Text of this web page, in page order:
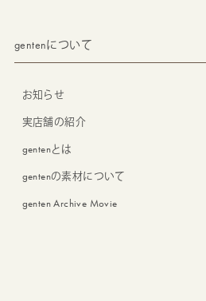
gentenについて
お知らせ
実店舗の紹介
gentenとは
gentenの素材について
genten Archive Movie